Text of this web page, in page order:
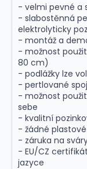
- velmi pevné a
- slabostěnná
elektrolyticky
- montáž a
- možnost
80 cm)
- podlážky lze
- pertlované
- možnost
sebe
- kvalitní
- žádné
- záruka na
- EU/CZ
jazyce